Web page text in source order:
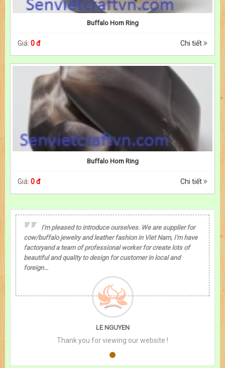
I'm pleased to introduce ourselves. We are supplier for
cow/buffalo jewelry and leather fashion in Viet Nam, I'm have
factoryand a team of professional worker for create lots of
beautiful and quality to design for customer in local and
foreign...
LE NGUYEN
Thank you for viewing our website !
Buffalo Horn Ring
Giá: 0 đ Chi tiết
Buffalo Horn Ring
Giá: 0 đ Chi tiết